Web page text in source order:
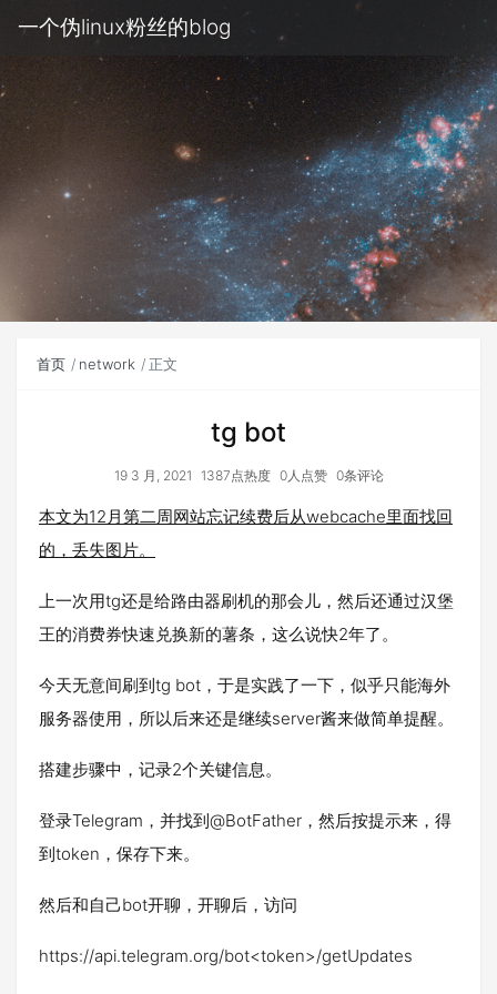
一个伪linux粉丝的blog
首页 network 正文
tg bot
19 3 月, 2021 1387点热度 0人点赞 0条评论
本文为12月第二周网站忘记续费后从webcache里面找回
的，丢失图片。
上一次用tg还是给路由器刷机的那会儿，然后还通过汉堡
王的消费券快速兑换新的薯条，这么说快2年了。
今天无意间刷到tg bot，于是实践了一下，似乎只能海外
服务器使用，所以后来还是继续server酱来做简单提醒。
搭建步骤中，记录2个关键信息。
登录Telegram，并找到@BotFather，然后按提示来，得
到token，保存下来。
然后和自己bot开聊，开聊后，访问
https://api.telegram.org/bot<token>/getUpdates